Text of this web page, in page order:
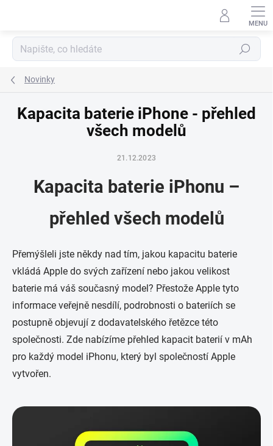
Hledat
Novinky
Kapacita baterie iPhone - přehled
všech modelů
21.12.2023
Kapacita baterie iPhonu –
přehled všech modelů
Přemýšleli jste někdy nad tím, jakou kapacitu baterie
vkládá Apple do svých zařízení nebo jakou velikost
baterie má váš současný model? Přestože Apple tyto
informace veřejně nesdílí, podrobnosti o bateriích se
postupně objevují z dodavatelského řetězce této
společnosti. Zde nabízíme přehled kapacit baterií v mAh
pro každý model iPhonu, který byl společností Apple
vytvořen.